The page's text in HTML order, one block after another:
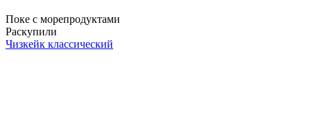
Поке с морепродуктами
Раскупили
Чизкейк классический